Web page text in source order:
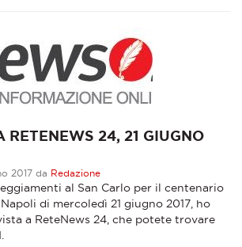
RETENEWS 24, 21 GIUGNO
2017 da Redazione
al San Carlo per il centenario
di mercoledì 21 giugno 2017, ho
a ReteNews 24, che potete trovare